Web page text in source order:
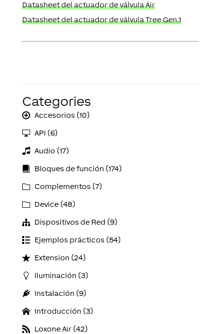
Datasheet del actuador de válvula Air
Datasheet del actuador de válvula Tree Gen.1
Categories
Accesorios (10)
API (6)
Audio (17)
Bloques de función (174)
Complementos (7)
Device (48)
Dispositivos de Red (9)
Ejemplos prácticos (54)
Extension (24)
Iluminación (3)
Instalación (9)
Introducción (3)
Loxone Air (42)